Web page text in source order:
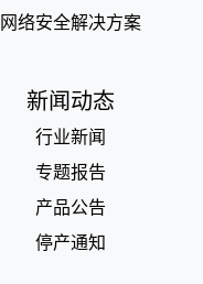
网络安全解决方案
新闻动态
行业新闻
专题报告
产品公告
停产通知